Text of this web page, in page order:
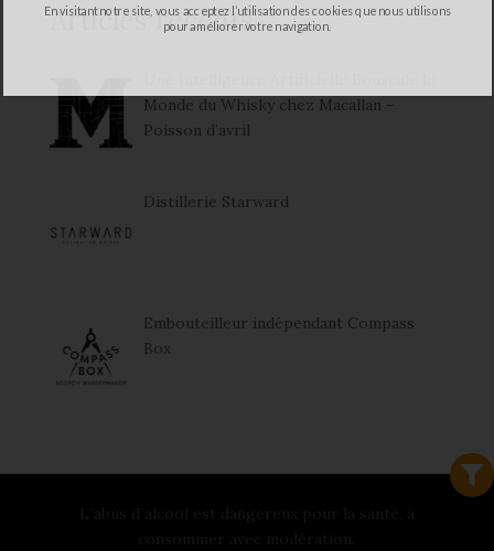
Articles récents
Monde du Whisky chez Macallan –
Poisson d’avril
Distillerie Starward
Embouteilleur indépendant Compass
Box
En visitant notre site, vous acceptez l’utilisation des cookies que nous utilisons
pour améliorer votre navigation.